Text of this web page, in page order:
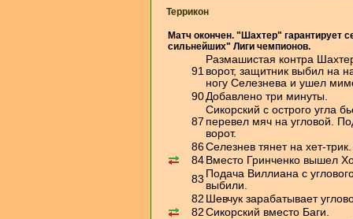
Террикон
Матч окончен. "Шахтер" гарантирует
сильнейших" Лиги чемпионов.
91
Размашистая контра
ворот, защитник выбил на
ногу Селезнева и ушел
90Добавлено три минуты.
87
Сикорский с острого угла
перевел мяч на угловой.
ворот.
86Селезнев тянет на хет-
84 Вместо Гринченко вышел
83 Подача Виллиана с
выбили.
82 Шевчук зарабатывает
82 Сикорский вместо Баги.